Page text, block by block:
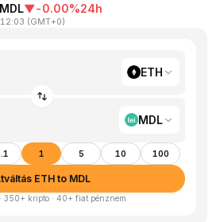
▼-0.00%24h
(GMT+0)
ETH
MDL
1 5 10 100
ETH to MDL
350+ kripto · 40+ fiat pénznem